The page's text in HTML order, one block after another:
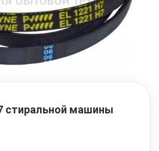
стиральной машины